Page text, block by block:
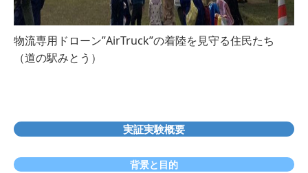
物流専用ドローン”AirTruck”の着陸を見守る住民たち
（道の駅みとう）
実証実験概要
背景と目的